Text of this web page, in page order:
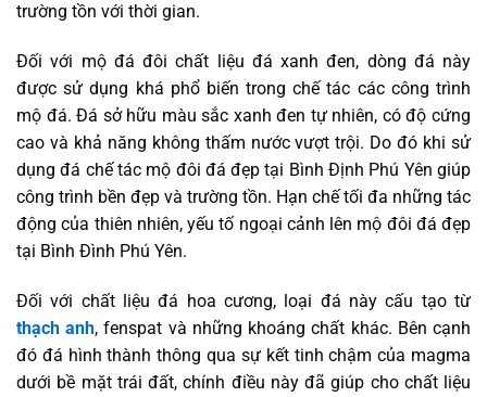
trường tồn với thời gian.
Đối với mộ đá đôi chất liệu đá xanh đen, dòng đá này
được sử dụng khá phổ biến trong chế tác các công trình
mộ đá. Đá sở hữu màu sắc xanh đen tự nhiên, có độ cứng
cao và khả năng không thấm nước vượt trội. Do đó khi sử
dụng đá chế tác mộ đôi đá đẹp tại Bình Định Phú Yên giúp
công trình bền đẹp và trường tồn. Hạn chế tối đa những tác
động của thiên nhiên, yếu tố ngoại cảnh lên mộ đôi đá đẹp
tại Bình Đình Phú Yên.
Đối với chất liệu đá hoa cương, loại đá này cấu tạo từ
thạch anh, fenspat và những khoáng chất khác. Bên cạnh
đó đá hình thành thông qua sự kết tinh chậm của magma
dưới bề mặt trái đất, chính điều này đã giúp cho chất liệu